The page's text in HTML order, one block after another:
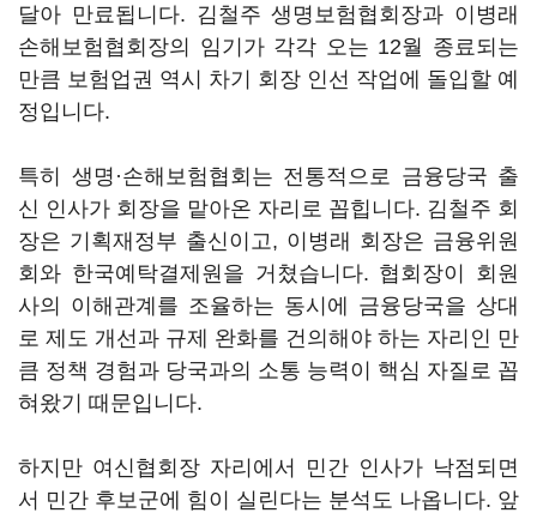
달아 만료됩니다. 김철주 생명보험협회장과 이병래
손해보험협회장의 임기가 각각 오는 12월 종료되는
만큼 보험업권 역시 차기 회장 인선 작업에 돌입할 예
정입니다.
특히 생명·손해보험협회는 전통적으로 금융당국 출
신 인사가 회장을 맡아온 자리로 꼽힙니다. 김철주 회
장은 기획재정부 출신이고, 이병래 회장은 금융위원
회와 한국예탁결제원을 거쳤습니다. 협회장이 회원
사의 이해관계를 조율하는 동시에 금융당국을 상대
로 제도 개선과 규제 완화를 건의해야 하는 자리인 만
큼 정책 경험과 당국과의 소통 능력이 핵심 자질로 꼽
혀왔기 때문입니다.
하지만 여신협회장 자리에서 민간 인사가 낙점되면
서 민간 후보군에 힘이 실린다는 분석도 나옵니다. 앞